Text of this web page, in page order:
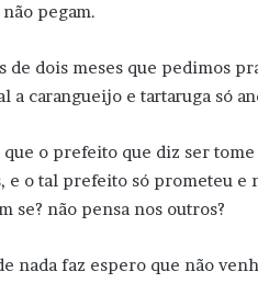
pegam.
de dois meses que pedimos
a carangueijo e tartaruga só
que o prefeito que diz ser
e o tal prefeito só prometeu e
se? não pensa nos outros?
nada faz espero que não